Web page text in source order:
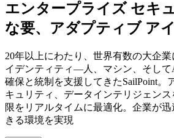
エンタープライズ セキ
な要、アダプティブ ア
20年以上にわたり、世界有数の大企
イデンティティ—人、マシン、そし
確保と統制を支援してきたSailPoint。
キュリティ、データインテリジェン
限をリアルタイムに最適化。企業が
きる環境を実現